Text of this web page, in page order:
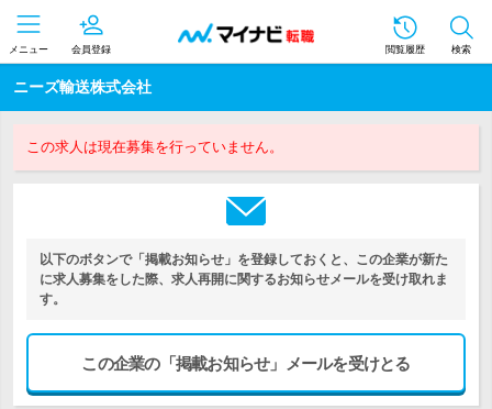
メニュー 会員登録 閲覧履歴 検索
ニーズ輸送株式会社
この求人は現在募集を行っていません。
以下のボタンで「掲載お知らせ」を登録しておくと、この企業が新た
に求人募集をした際、求人再開に関するお知らせメールを受け取れま
す。
この企業の「掲載お知らせ」メールを受けとる